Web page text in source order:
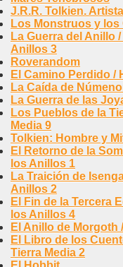
J.R.R. Tolkien.
Los Monstruos y
La Guerra del Anillo
Anillos 3
Roverandom
El Camino Perdido /
La Caída de
La Guerra de las
Los Pueblos de la
Media 9
Tolkien: Hombre y
El Retorno de la
los Anillos 1
La Traición de
Anillos 2
El Fin de la Tercera
los Anillos 4
El Anillo de Morgoth
El Libro de los
Tierra Media 2